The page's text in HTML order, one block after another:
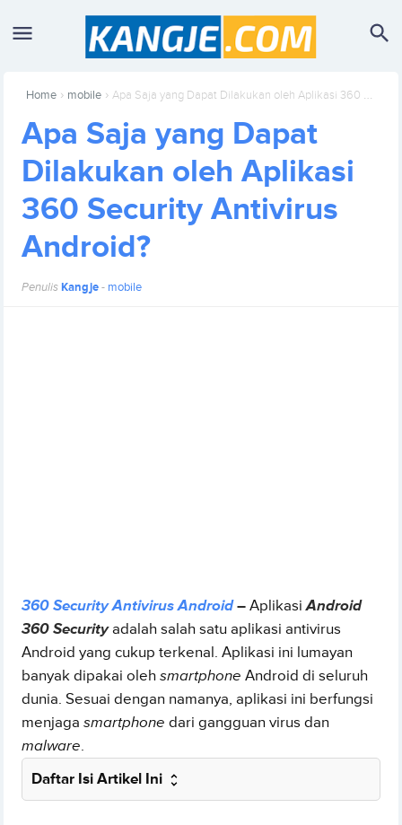
Home › mobile ›Apa Saja yang Dapat Dilakukan oleh Aplikasi 360 Security Antivirus Android?
Apa Saja yang Dapat
Dilakukan oleh Aplikasi
360 Security Antivirus
Android?
PenulisKangje- mobile
360 Security Antivirus Android– AplikasiAndroid
360 Securityadalah salah satu aplikasi antivirus
Android yang cukup terkenal. Aplikasi ini lumayan
banyak dipakai olehsmartphone Android di seluruh
dunia. Sesuai dengan namanya, aplikasi ini berfungsi
menjagasmartphone dari gangguan virus dan
malware.
Daftar Isi Artikel Ini